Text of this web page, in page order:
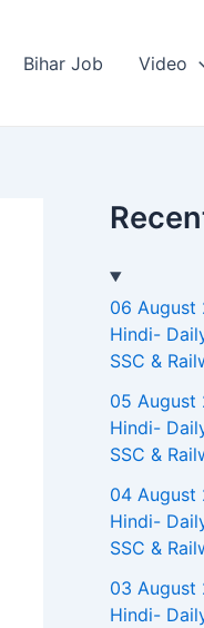
Bihar Job Video
06 August
Hindi-
SSC &
05 August
Hindi-
SSC &
04 August
Hindi-
SSC &
03 August
Hindi-